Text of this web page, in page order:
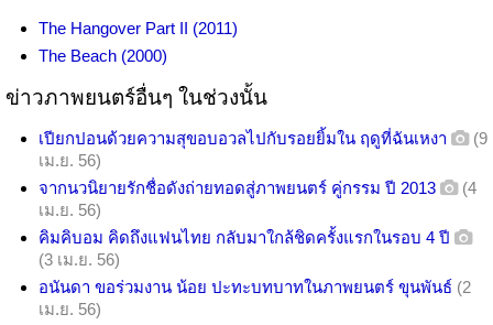
The Hangover Part II (2011)
The Beach (2000)
ข่าวภาพยนตร์อื่นๆ ในช่วงนั้น
เปียกปอนด้วยความสุขอบอวลไปกับรอยยิ้มใน ฤดูที่ฉันเหงา
(9
เม.ย. 56)
จากนวนิยายรักชื่อดังถ่ายทอดสู่ภาพยนตร์ คู่กรรม ปี 2013
(4
เม.ย. 56)
คิมคิบอม คิดถึงแฟนไทย กลับมาใกล้ชิดครั้งแรกในรอบ 4 ปี
(3 เม.ย. 56)
อนันดา ขอร่วมงาน น้อย ปะทะบทบาทในภาพยนตร์ ขุนพันธ์ (2
เม.ย. 56)